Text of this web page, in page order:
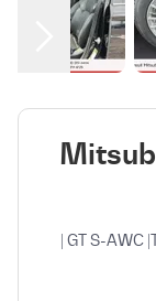
GT S-AWC